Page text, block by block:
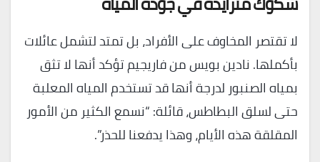
لا تقتصر المخاوف على الأفراد، بل تمتد لتشمل عائلات
بأكملها. نادين بويس من فاريجيم تؤكد أنها لا تثق
بمياه الصنبور لدرجة أنها قد تستخدم المياه المعلبة
حتى لسلق البطاطس، قائلة: “نسمع الكثير من الأمور
المقلقة هذه الأيام، وهذا يدفعنا للحذر”.